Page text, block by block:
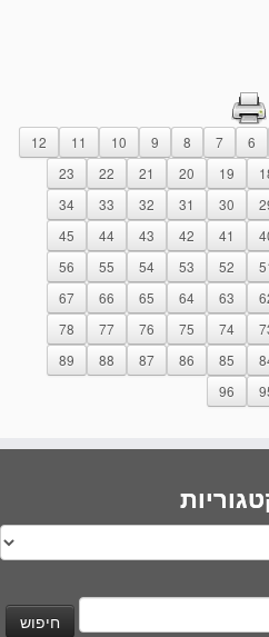
6
7
8
9
10
11
12
19
20
21
22
23
30
31
32
33
34
41
42
43
44
45
52
53
54
55
56
63
64
65
66
67
74
75
76
77
78
85
86
87
88
89
96